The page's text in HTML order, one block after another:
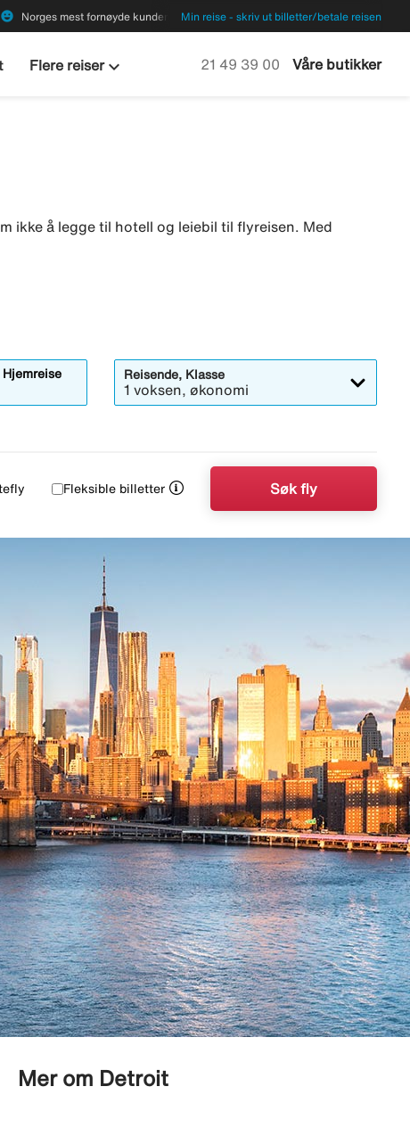
emoji_emotions Norges mest fornøyde kunder Min reise - skriv ut billetter/betale reisen
Flere reiserkeyboard_arrow_down Ring oss på
21 49 39 00 Våre butikker
ikke å legge til hotell og leiebil til flyreisen. Med
Hjemreise Reisende, Klasse
1 voksen, økonomi
Fleksible billetter Søk fly
Mer om Detroit